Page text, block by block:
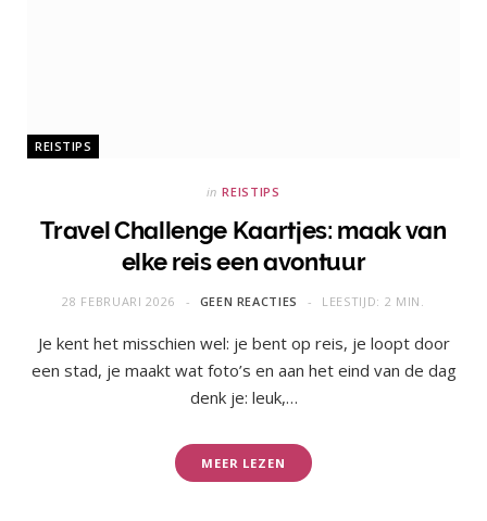
REISTIPS
in REISTIPS
Travel Challenge Kaartjes: maak van
elke reis een avontuur
28 FEBRUARI 2026 GEEN REACTIES LEESTIJD: 2 MIN.
Je kent het misschien wel: je bent op reis, je loopt door
een stad, je maakt wat foto’s en aan het eind van de dag
denk je: leuk,…
MEER LEZEN